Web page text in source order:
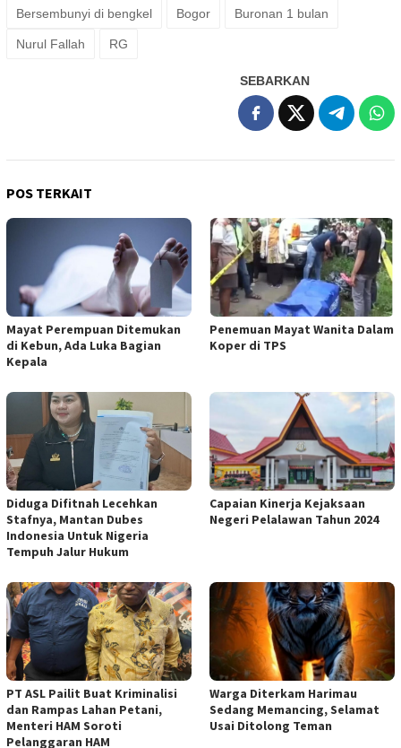
Bersembunyi di bengkel Bogor Buronan 1 bulan
Nurul Fallah RG
SEBARKAN
POS TERKAIT
Mayat Perempuan Ditemukan
di Kebun, Ada Luka Bagian
Kepala
Penemuan Mayat Wanita Dalam
Koper di TPS
Diduga Difitnah Lecehkan
Stafnya, Mantan Dubes
Indonesia Untuk Nigeria
Tempuh Jalur Hukum
Capaian Kinerja Kejaksaan
Negeri Pelalawan Tahun 2024
PT ASL Pailit Buat Kriminalisi
dan Rampas Lahan Petani,
Menteri HAM Soroti
Pelanggaran HAM
Warga Diterkam Harimau
Sedang Memancing, Selamat
Usai Ditolong Teman